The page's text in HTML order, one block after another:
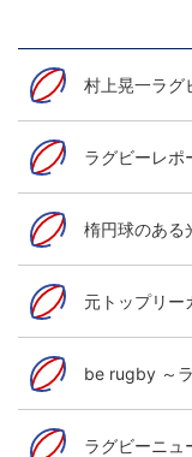
村上晃一ラグ
ラグビーレポ
楕円球のある
元トップリー
be rugby ～
ラグビーニュ